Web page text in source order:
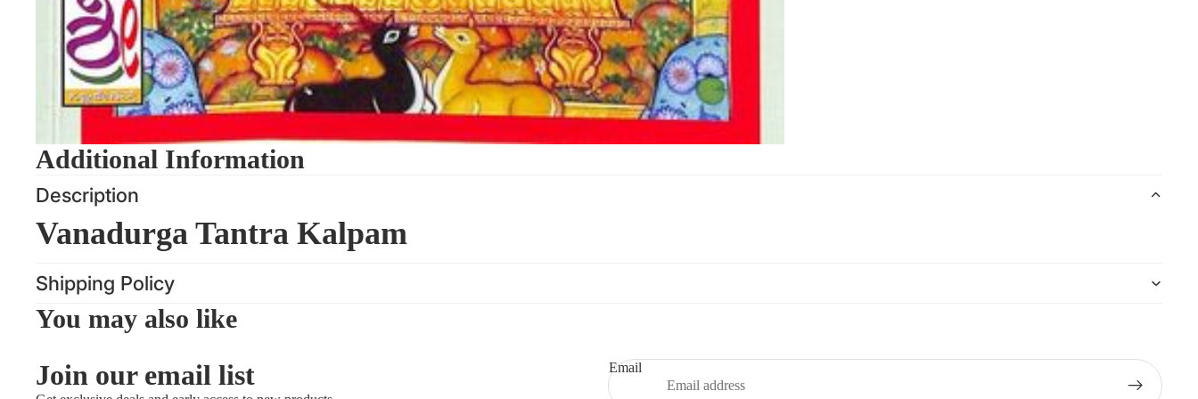
Additional Information
Description
Vanadurga Tantra Kalpam
Shipping Policy
You may also like
Join our email list Email
Terms of service
Shipping policy